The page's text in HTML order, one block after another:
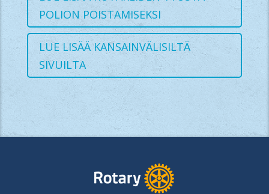
POLION POISTAMISEKSI
LUE LISÄÄ KANSAINVÄLISILTÄ
SIVUILTA